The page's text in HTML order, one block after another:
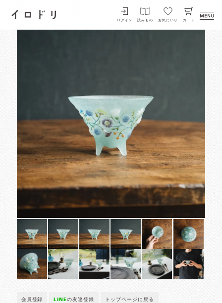
イロドリ
ログイン 読みもの お気にいり カート
会員登録 LINEの友達登録 トップページに戻る